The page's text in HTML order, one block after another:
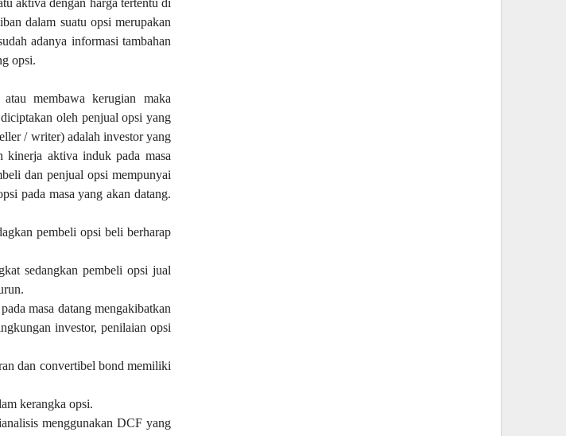
aktiva dengan harga tertentu di
dalam suatu opsi merupakan
adanya informasi tambahan
opsi.
membawa kerugian maka
oleh penjual opsi yang
/ writer) adalah investor yang
kinerja aktiva induk pada masa
dan penjual opsi mempunyai
pada masa yang akan datang.
pembeli opsi beli berharap
sedangkan pembeli opsi jual
masa datang mengakibatkan
investor, penilaian opsi
dan convertibel bond memiliki
kerangka opsi.
menggunakan DCF yang